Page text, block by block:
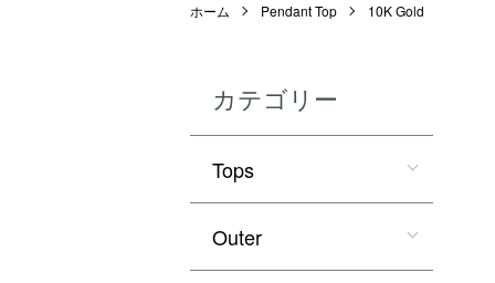
ホーム Pendant Top 10K Gold
カテゴリー
Tops
Outer